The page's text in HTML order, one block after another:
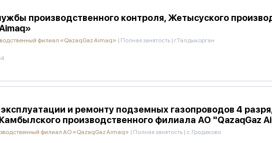
производственного контроля, Жетысуского
филиал «QazaqGaz Aimaq» | Полная занятость | г.Талдыкорган
и ремонту подземных газопроводов 4
производственного филиала АО "QazaqGaz
филиал АО «QazaqGaz Aimaq» | Полная занятость | с.Гродеково